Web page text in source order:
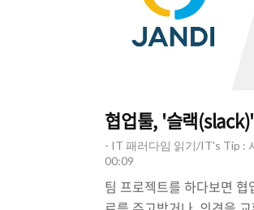
협업툴, '슬랙
- IT 패러다임 읽기/IT's Tip :
00:09
팀 프로젝트를 하다보면